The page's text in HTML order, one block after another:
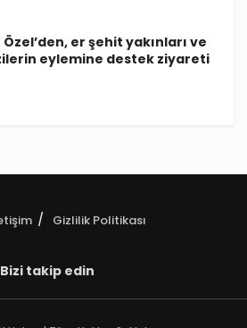
er şehit yakınları ve
eylemine destek ziyareti
Gizlilik Politikası
Bizi takip edin